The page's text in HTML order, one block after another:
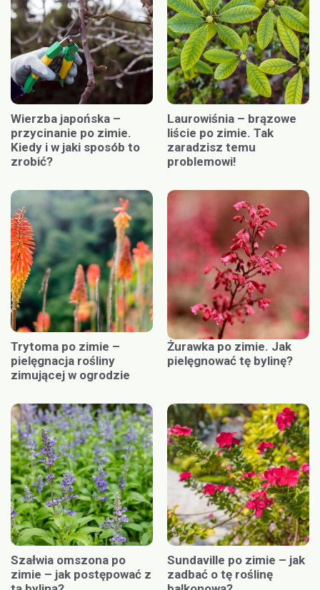
Wierzba japońska –
przycinanie po zimie.
Kiedy i w jaki sposób to
zrobić?
Laurowiśnia – brązowe
liście po zimie. Tak
zaradzisz temu
problemowi!
Trytoma po zimie –
pielęgnacja rośliny
zimującej w ogrodzie
Żurawka po zimie. Jak
pielęgnować tę bylinę?
Szałwia omszona po
zimie – jak postępować z
Sundaville po zimie – jak
zadbać o tę roślinę